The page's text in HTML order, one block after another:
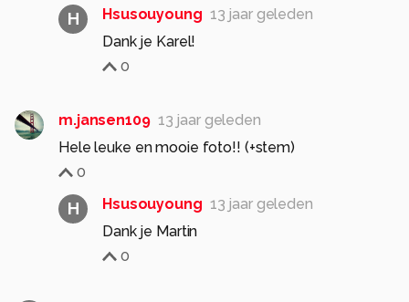
H Hsusouyoung 13 jaar geleden
Dank je Karel!
0
m.jansen109 13 jaar geleden
Hele leuke en mooie foto!! (+stem)
0
H Hsusouyoung 13 jaar geleden
Dank je Martin
0